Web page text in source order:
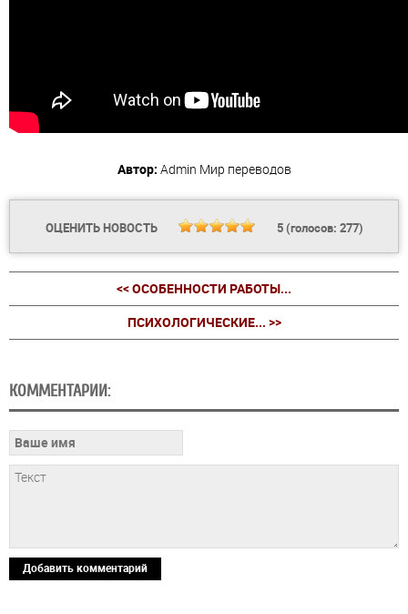
Автор: Admin Мир переводов
ОЦЕНИТЬ НОВОСТЬ 5(голосов: 277)
<< ОСОБЕННОСТИ РАБОТЫ...
ПСИХОЛОГИЧЕСКИЕ... >>
КОММЕНТАРИИ:
Добавить комментарий